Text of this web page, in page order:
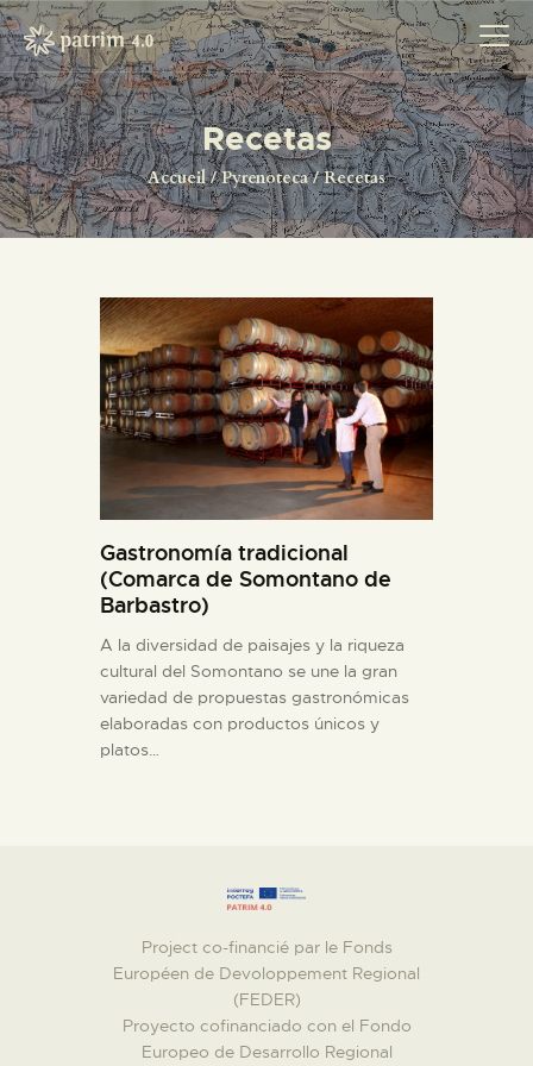
Recetas
Accueil Pyrenoteca Recetas
ACCUEIL
PYRENOTECA 4.0
LE RÉSEAU
CONTACTS
Gastronomía tradicional
(Comarca de Somontano de
Barbastro)
A la diversidad de paisajes y la riqueza
cultural del Somontano se une la gran
variedad de propuestas gastronómicas
elaboradas con productos únicos y
platos…
Project co-financié par le Fonds
Européen de Devoloppement Regional
(FEDER)
Proyecto cofinanciado con el Fondo
Europeo de Desarrollo Regional